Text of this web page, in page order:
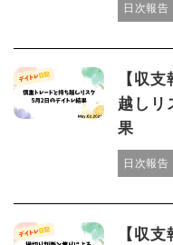
日次報告
【収
越しリ
果
日次報告
【収